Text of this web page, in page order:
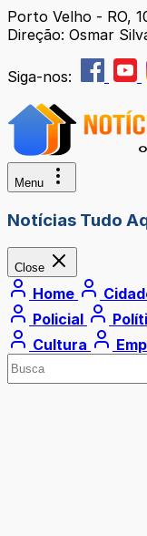
Porto Velho - RO,
Direção: Osmar
Siga-nos:
Menu
Notícias Tudo
Close
Home
Policial
Cultura